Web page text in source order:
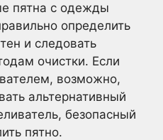
пятна с одежды
определить
и следовать
очистки. Если
возможно,
альтернативный
безопасный
пятно.